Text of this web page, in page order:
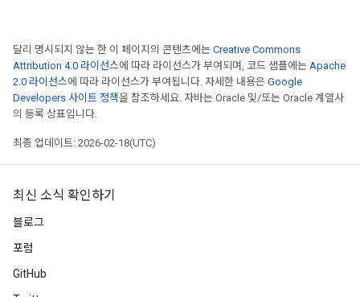
달리 명시되지 않는 한 이 페이지의 콘텐츠에는 Creative Commons
Attribution 4.0 라이선스에 따라 라이선스가 부여되며, 코드 샘플에는 Apache
2.0 라이선스에 따라 라이선스가 부여됩니다. 자세한 내용은 Google
Developers 사이트 정책을 참조하세요. 자바는 Oracle 및/또는 Oracle 계열사
의 등록 상표입니다.
최종 업데이트: 2026-02-18(UTC)
최신 소식 확인하기
블로그
포럼
GitHub